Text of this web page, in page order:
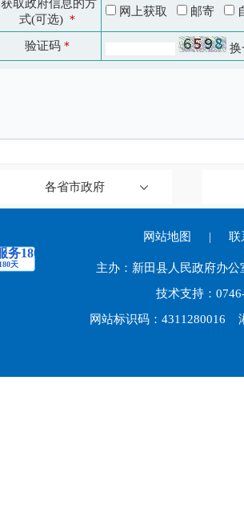
获取政府信息的方
式(可选) ＊
网上获取 邮寄
验证码 ＊ 换
各省市政府
网站地图 | 联
主办：新田县人民政府办
技术支持：
网站标识码：4311280016